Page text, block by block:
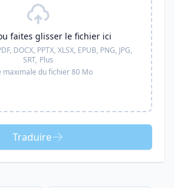
faites glisser le fichier ici
DOCX, PPTX, XLSX, EPUB, PNG, JPG,
SRT, Plus
maximale du fichier 80 Mo
Traduire